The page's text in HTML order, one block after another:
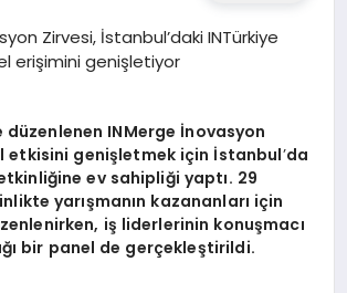
düzenlenen INMerge İnovasyon
etkisini genişletmek için İstanbul’da
ev sahipliği yaptı. 29
yarışmanın kazananları için
iş liderlerinin konuşmacı
bir panel de gerçekleştirildi.